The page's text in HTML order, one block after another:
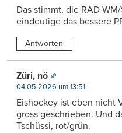
Das stimmt, die RAD
eindeutige das bessere
Antworten
Züri, nö
04.05.2026 um 13:51
Eishockey ist eben nicht
gross geschrieben. Und
Tschüssi, rot/grün.